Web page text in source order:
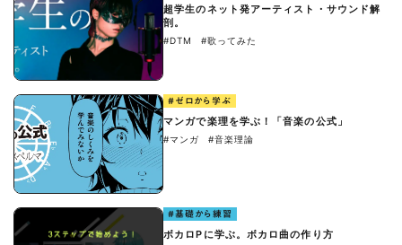
超学生のネット発アーティスト・サウンド解
剖。
#DTM #歌ってみた
#ゼロから学ぶ
マンガで楽理を学ぶ！「音楽の公式」
#マンガ #音楽理論
#基礎から練習
ボカロPに学ぶ。ボカロ曲の作り方